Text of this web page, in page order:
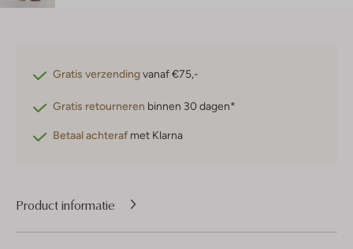
Gratis verzendingvanaf €75,-
Gratis retourneren binnen 30 dagen*
Betaal achteraf met Klarna
Product informatie